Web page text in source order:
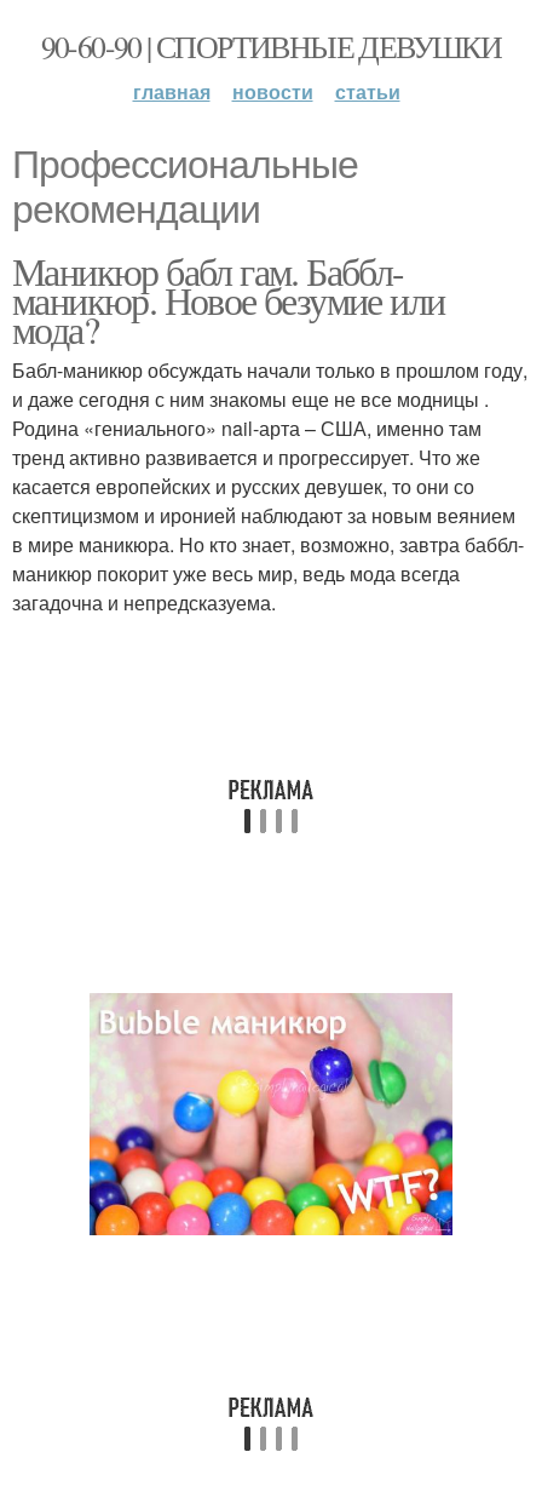
90-60-90 | СПОРТИВНЫЕ ДЕВУШКИ
главная новости статьи
Профессиональные
рекомендации
Маникюр бабл гам. Баббл-
маникюр. Новое безумие или
мода?
Бабл-маникюр обсуждать начали только в прошлом году,
и даже сегодня с ним знакомы еще не все модницы .
Родина «гениального» nail-арта – США, именно там
тренд активно развивается и прогрессирует. Что же
касается европейских и русских девушек, то они со
скептицизмом и иронией наблюдают за новым веянием
в мире маникюра. Но кто знает, возможно, завтра баббл-
маникюр покорит уже весь мир, ведь мода всегда
загадочна и непредсказуема.